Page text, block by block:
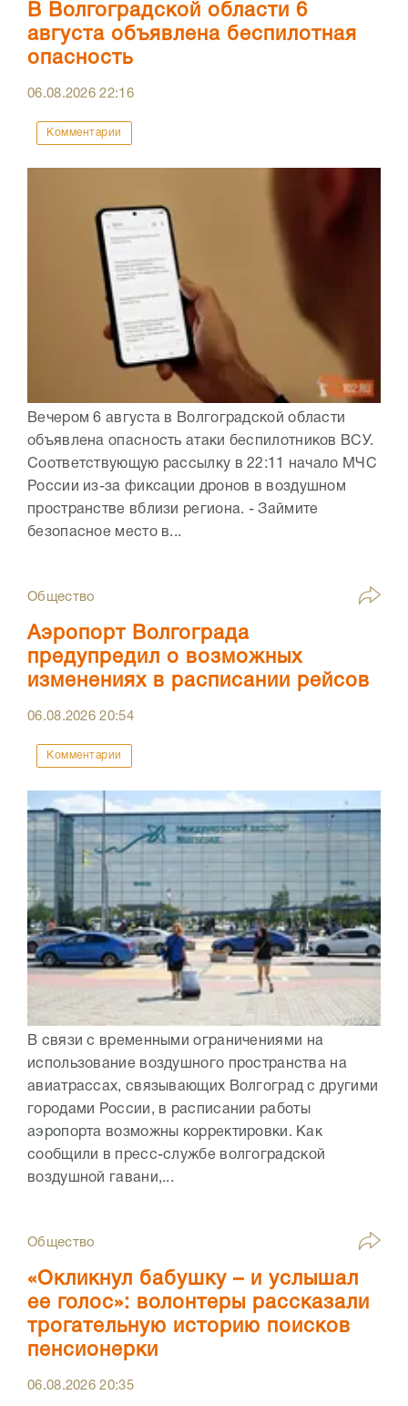
В Волгоградской области 6
августа объявлена беспилотная
опасность
06.08.202622:16
Комментарии
Вечером 6 августа в Волгоградской области
объявлена опасность атаки беспилотников ВСУ.
Соответствующую рассылку в 22:11 начало МЧС
России из-за фиксации дронов в воздушном
пространстве вблизи региона. - Займите
безопасное место в...
Общество
Аэропорт Волгограда
предупредил о возможных
изменениях в расписании рейсов
06.08.202620:54
Комментарии
В связи с временными ограничениями на
использование воздушного пространства на
авиатрассах, связывающих Волгоград с другими
городами России, в расписании работы
аэропорта возможны корректировки. Как
сообщили в пресс-службе волгоградской
воздушной гавани,...
Общество
«Окликнул бабушку – и услышал
ее голос»: волонтеры рассказали
трогательную историю поисков
пенсионерки
06.08.202620:35